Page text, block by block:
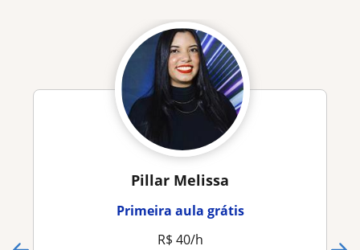
Pillar Melissa
Primeira aula grátis
R$ 40/h